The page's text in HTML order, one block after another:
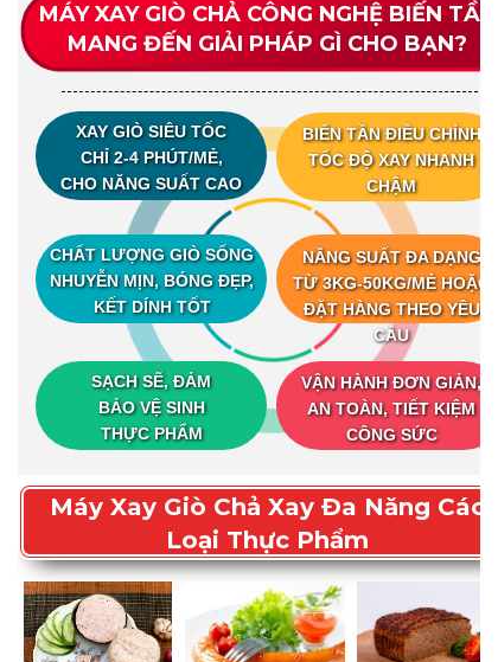
MÁY XAY GIÒ CHẢ CÔNG NGHỆ BIẾN TẦN
MANG ĐẾN GIẢI PHÁP GÌ CHO BẠN?
VẬN HÀNH ĐƠN GIẢN,
AN TOÀN, TIẾT KIỆM
CÔNG SỨC
SẠCH SẼ, ĐẢM
BẢO VỆ SINH
THỰC PHẨM
NĂNG SUẤT ĐA DẠNG
TỪ 3KG-50KG/MẺ HOẶC
ĐẶT HÀNG THEO YÊU
CẦU
CHẤT LƯỢNG GIÒ SỐNG
NHUYỄN MỊN, BÓNG ĐẸP,
KẾT DÍNH TỐT
BIẾN TẦN ĐIỀU CHỈNH
TỐC ĐỘ XAY NHANH
CHẬM
XAY GIÒ SIÊU TỐC
CHỈ 2-4 PHÚT/MẺ,
CHO NĂNG SUẤT CAO
Máy Xay Giò Chả Xay Đa Năng Các
Loại Thực Phẩm